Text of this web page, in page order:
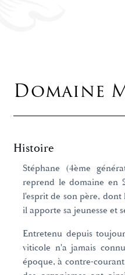
Domaine
Histoire
Stéphane (4ème
reprend le domaine en
l'esprit de son père, dont
il apporte sa jeunesse et
Entretenu depuis
viticole n'a jamais
époque, à contre-